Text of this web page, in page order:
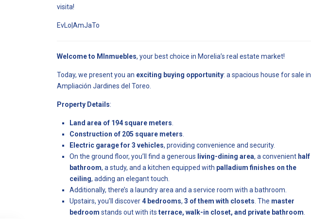
visita!
EvLo|AmJaTo
Welcome to MInmuebles, your best choice in Morelia’s real estate market!
Today, we present you an exciting buying opportunity: a spacious house for sale in
Ampliación Jardines del Toreo.
Property Details:
Land area of 194 square meters
Construction of 205 square meters
Electric garage for 3 vehicles, providing convenience and security.
On the ground floor, you’ll find a generous living-dining area, a convenient half
bathroom, a study, and a kitchen equipped with palladium finishes on the
ceiling, adding an elegant touch.
Additionally, there’s a laundry area and a service room with a bathroom.
Upstairs, you’ll discover4 bedrooms, 3 of them with closets . The master
bedroom stands out with its terrace, walk-in closet, and private bathroom